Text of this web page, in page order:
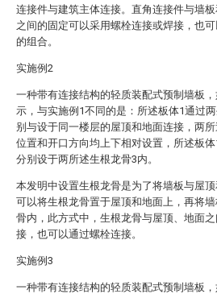
连接件与建筑主体连接。直角连接件与墙
之间的固定可以采用螺栓连接或焊接，也
的组合。
实施例2
一种带有连接结构的轻质装配式预制墙板
示，与实施例1不同的是：所述板体1通过
别与设于同一楼层的屋顶和地面连接，两
位置和开口方向均上下相对设置，所述板
分别设于两所述生根龙骨3内。
本发明中设置生根龙骨是为了将墙板与屋顶
可以将生根龙骨置于屋顶和地面上，再将
骨内，此方式中，生根龙骨与屋顶、地面
接，也可以通过螺栓连接。
实施例3
一种带有连接结构的轻质装配式预制墙板